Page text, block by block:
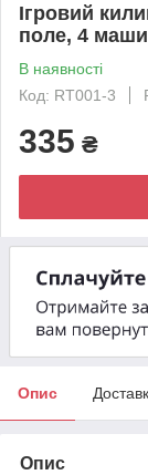
Ігровий
поле, 4
В наявності
Код: RT001-3
335 ₴
Опис
Опис